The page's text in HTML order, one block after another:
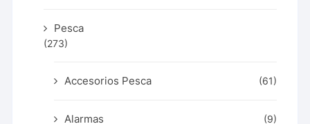
Pesca
(273)
Accesorios Pesca (61)
Alarmas (9)